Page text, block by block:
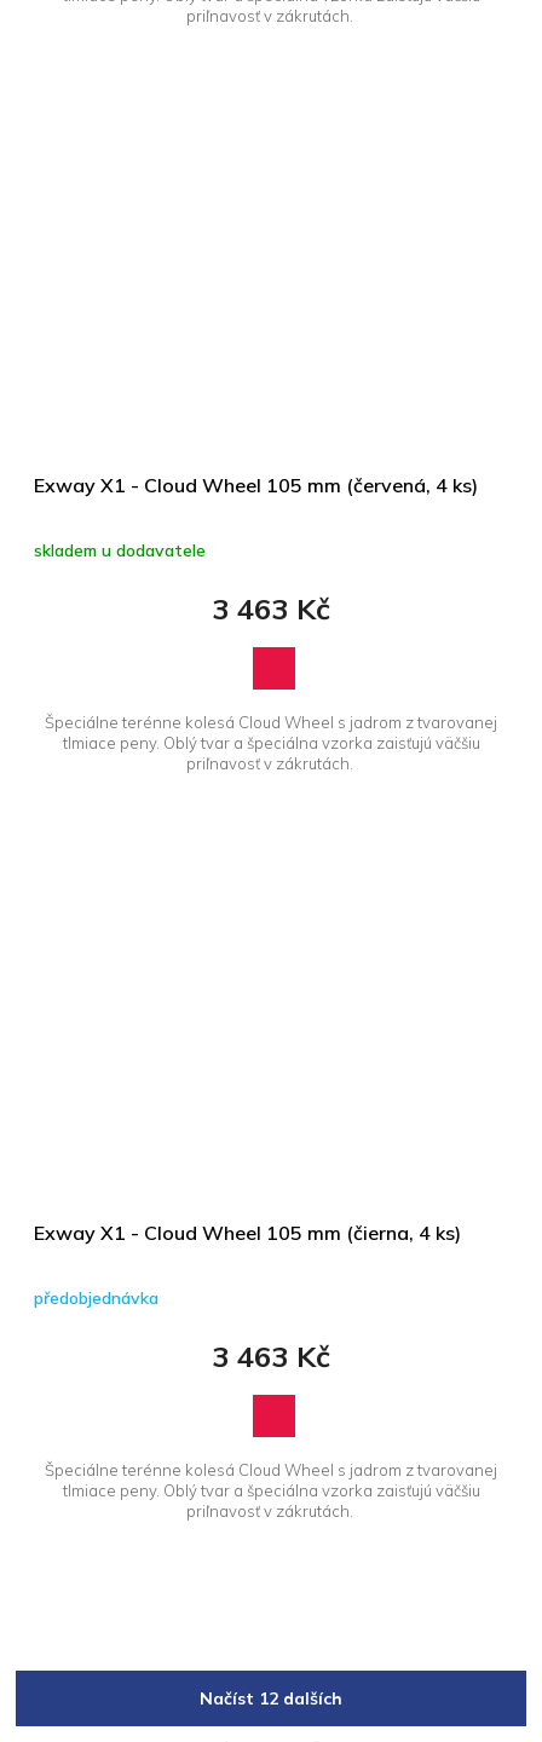
priľnavosť v zákrutách.
Exway X1 - Cloud Wheel 105 mm (červená, 4 ks)
skladem u dodavatele
3 463 Kč
Špeciálne terénne kolesá Cloud Wheel s jadrom z tvarovanej
tlmiace peny. Oblý tvar a špeciálna vzorka zaisťujú väčšiu
priľnavosť v zákrutách.
Exway X1 - Cloud Wheel 105 mm (čierna, 4 ks)
předobjednávka
3 463 Kč
Špeciálne terénne kolesá Cloud Wheel s jadrom z tvarovanej
tlmiace peny. Oblý tvar a špeciálna vzorka zaisťujú väčšiu
priľnavosť v zákrutách.
Načíst 12 dalších